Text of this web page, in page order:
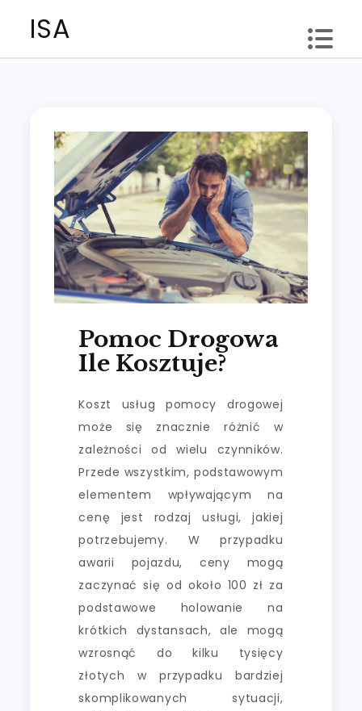
ISA
Pomoc Drogowa
Ile Kosztuje?
Koszt usług pomocy drogowej
może się znacznie różnić w
zależności od wielu czynników.
Przede wszystkim, podstawowym
elementem wpływającym na
cenę jest rodzaj usługi, jakiej
potrzebujemy. W przypadku
awarii pojazdu, ceny mogą
zaczynać się od około 100 zł za
podstawowe holowanie na
krótkich dystansach, ale mogą
wzrosnąć do kilku tysięcy
złotych w przypadku bardziej
skomplikowanych sytuacji,